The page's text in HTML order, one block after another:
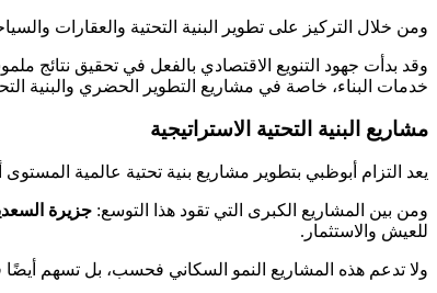
ومن خلال التركيز على تطوير البنية التحتية والعقارات
وقد بدأت جهود التنويع الاقتصادي بالفعل في تحقيق نتائج
خدمات البناء، خاصة في مشاريع التطوير الحضري والبنية
مشاريع البنية التحتية الاستراتيجية
يعد التزام أبوظبي بتطوير مشاريع بنية تحتية عالمية
ومن بين المشاريع الكبرى التي تقود هذا التوسع: جزيرة
للعيش والاستثمار.
ولا تدعم هذه المشاريع النمو السكاني فحسب، بل تسهم أيضًا